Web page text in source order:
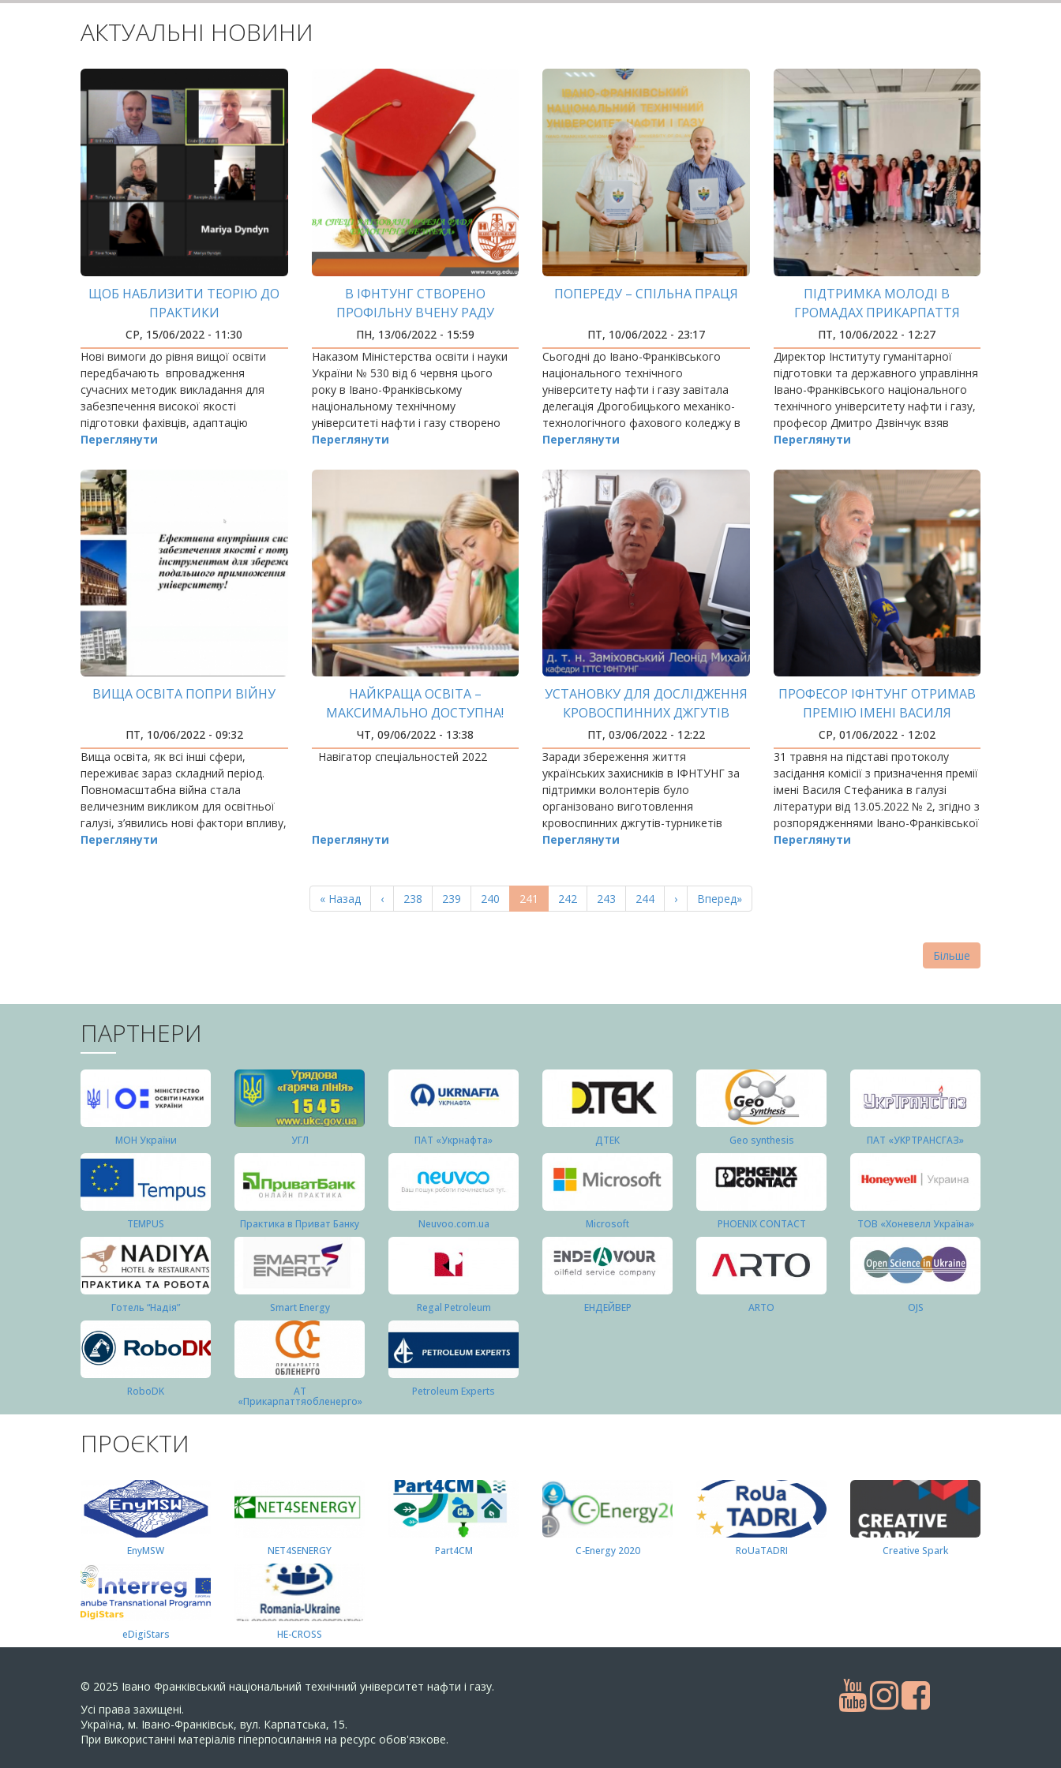
АКТУАЛЬНІ НОВИНИ
ЩОБ НАБЛИЗИТИ ТЕОРІЮ ДО
ПРАКТИКИ
СР, 15/06/2022 - 11:30
Нові вимоги до рівня вищої освіти
передбачають впровадження
сучасних методик викладання для
забезпечення високої якості
підготовки фахівців, адаптацію
освітньо-професійних програм (ОПП)
також залучення п
Переглянути
В ІФНТУНГ СТВОРЕНО
ПРОФІЛЬНУ ВЧЕНУ РАДУ
«ЕКОЛОГІЧНА БЕЗПЕКА»
ПН, 13/06/2022 - 15:59
Наказом Міністерства освіти і науки
України № 530 від 6 червня цього
року в Івано-Франківському
національному технічному
університеті нафти і газу створено
нову спеціалізовану вчену раду (Д
«Екологічна безпека» з …
Переглянути
ПОПЕРЕДУ – СПІЛЬНА ПРАЦЯ
ПТ, 10/06/2022 - 23:17
Сьогодні до Івано-Франківського
національного технічного
університету нафти і газу завітала
делегація Дрогобицького механіко-
технологічного фахового коледжу в
складі директора Богдана Звіра та
Переглянути
ПІДТРИМКА МОЛОДІ В
ГРОМАДАХ ПРИКАРПАТТЯ
ПТ, 10/06/2022 - 12:27
Директор Інституту гуманітарної
підготовки та державного управління
Івано-Франківського національного
технічного університету нафти і газу,
професор Дмитро Дзвінчук взяв
участь круглому столі «Людський
розвиток молод
Переглянути
ВИЩА ОСВІТА ПОПРИ ВІЙНУ
ПТ, 10/06/2022 - 09:32
Вища освіта, як всі інші сфери,
переживає зараз складний період.
Повномасштабна війна стала
величезним викликом для освітньої
галузі, з’явились нові фактори впливу,
до яких освіту ніхто не готував.
Переглянути
НАЙКРАЩА ОСВІТА –
МАКСИМАЛЬНО ДОСТУПНА!
ЧТ, 09/06/2022 - 13:38
Навігатор спеціальностей 2022
Переглянути
УСТАНОВКУ ДЛЯ ДОСЛІДЖЕННЯ
КРОВОСПИННИХ ДЖГУТІВ
РОЗРОБИЛИ В ІФНТУНГ
ПТ, 03/06/2022 - 12:22
Заради збереження життя
українських захисників в ІФНТУНГ за
підтримки волонтерів було
організовано виготовлення
кровоспинних джгутів-турникетів
типу CAT для Зб
Переглянути
ПРОФЕСОР ІФНТУНГ ОТРИМАВ
ПРЕМІЮ ІМЕНІ ВАСИЛЯ
СТЕФАНИКА
СР, 01/06/2022 - 12:02
31 травня на підставі протоколу
засідання комісії з призначення премії
імені Василя Стефаника в галузі
літератури від 13.05.2022 № 2, згідно з
розпорядженнями Івано-Франківської
обласної державної адміністрації та
Переглянути
Перша
сторінка
« Назад
Попередня
сторінка
‹ Page
238 Page
239 Page
240
Поточна
сторінка
241 Page
242 Page
243 Page
244
Наступна
сторінка
›
Остання
сторінка
Вперед»
Більше
ПАРТНЕРИ
МОН України УГЛ ПАТ «Укрнафта» ДТЕК Geo synthesis ПАТ «УКРТРАНСГАЗ»
TEMPUS Практика в Приват Банку Neuvoo.com.ua Microsoft PHOENIX CONTACT ТОВ «Хоневелл Україна»
Готель “Надія” Smart Energy Regal Petroleum ЕНДЕЙВЕР ARTO OJS
RoboDK АТ
«Прикарпаттяобленерго»
Petroleum Experts
ПРОЄКТИ
EnyMSW NET4SENERGY Part4СМ C-Energy 2020 RoUaTADRI Creative Spark
eDigiStars HE-CROSS
© 2025 Івано Франківський національний технічний університет нафти і газу.
Усi права захищенi.
Україна, м. Івано-Франківськ, вул. Карпатська, 15.
При використанні матеріалів гіперпосилання на ресурс обов'язкове.